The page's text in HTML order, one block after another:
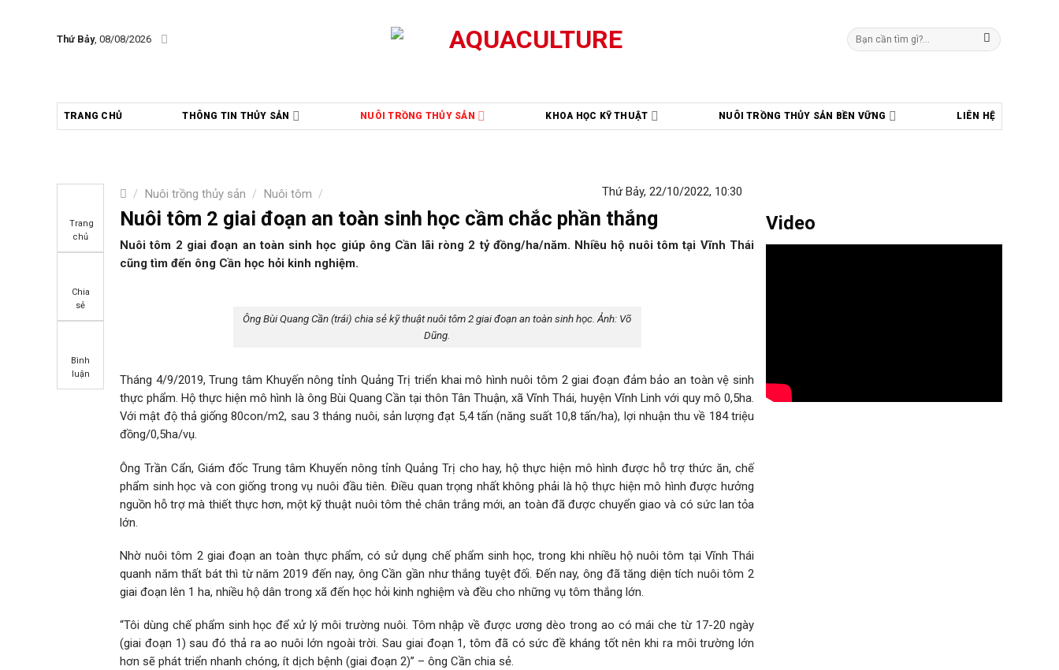
Thứ Bảy, 08/08/2026
Tìm
kiếm:
TRANG CHỦ THÔNG TIN THỦY SẢN NUÔI TRỒNG THỦY SẢN KHOA HỌC KỸ THUẬT NUÔI TRỒNG THỦY SẢN BỀN VỮNG LIÊN HỆ
/ Nuôi trồng thủy sản / Nuôi tôm /
Trang
chủ
Chia
sẻ
Bình
luận
Thứ Bảy, 22/10/2022, 10:30
Nuôi tôm 2 giai đoạn an toàn sinh học cầm chắc phần thắng
Nuôi tôm 2 giai đoạn an toàn sinh học giúp ông Cần lãi ròng 2 tỷ đồng/ha/năm. Nhiều hộ nuôi tôm tại Vĩnh Thái
cũng tìm đến ông Cần học hỏi kinh nghiệm.
Ông Bùi Quang Cần (trái) chia sẻ kỹ thuật nuôi tôm 2 giai đoạn an toàn sinh học. Ảnh: Võ
Dũng.
Tháng 4/9/2019, Trung tâm Khuyến nông tỉnh Quảng Trị triển khai mô hình nuôi tôm 2 giai đoạn đảm bảo an toàn vệ sinh
thực phẩm. Hộ thực hiện mô hình là ông Bùi Quang Cần tại thôn Tân Thuận, xã Vĩnh Thái, huyện Vĩnh Linh với quy mô 0,5ha.
Với mật độ thả giống 80con/m2, sau 3 tháng nuôi, sản lượng đạt 5,4 tấn (năng suất 10,8 tấn/ha), lợi nhuận thu về 184 triệu
đồng/0,5ha/vụ.
Ông Trần Cẩn, Giám đốc Trung tâm Khuyến nông tỉnh Quảng Trị cho hay, hộ thực hiện mô hình được hỗ trợ thức ăn, chế
phẩm sinh học và con giống trong vụ nuôi đầu tiên. Điều quan trọng nhất không phải là hộ thực hiện mô hình được hưởng
nguồn hỗ trợ mà thiết thực hơn, một kỹ thuật nuôi tôm thẻ chân trắng mới, an toàn đã được chuyển giao và có sức lan tỏa
lớn.
Nhờ nuôi tôm 2 giai đoạn an toàn thực phẩm, có sử dụng chế phẩm sinh học, trong khi nhiều hộ nuôi tôm tại Vĩnh Thái
quanh năm thất bát thì từ năm 2019 đến nay, ông Cần gần như thắng tuyệt đối. Đến nay, ông đã tăng diện tích nuôi tôm 2
giai đoạn lên 1 ha, nhiều hộ dân trong xã đến học hỏi kinh nghiệm và đều cho những vụ tôm thắng lớn.
“Tôi dùng chế phẩm sinh học để xử lý môi trường nuôi. Tôm nhập về được ương dèo trong ao có mái che từ 17-20 ngày
(giai đoạn 1) sau đó thả ra ao nuôi lớn ngoài trời. Sau giai đoạn 1, tôm đã có sức đề kháng tốt nên khi ra môi trường lớn
hơn sẽ phát triển nhanh chóng, ít dịch bệnh (giai đoạn 2)” – ông Cần chia sẻ.
Video